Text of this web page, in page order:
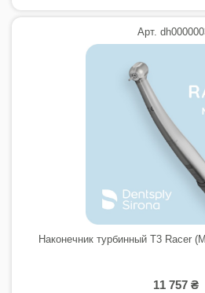
Арт.
Наконечник турбинный T3 Racer
11 757 ₴